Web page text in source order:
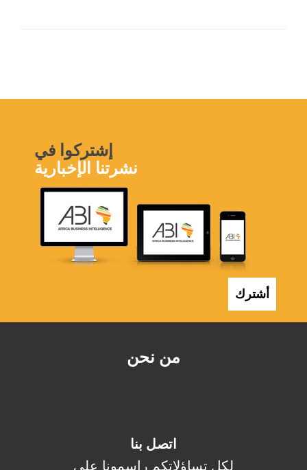
من نحن
اتصل بنا
لكل تساؤلاتكم راسمونا على
إشتركوا في
نشرتنا الإخبارية
أشترك